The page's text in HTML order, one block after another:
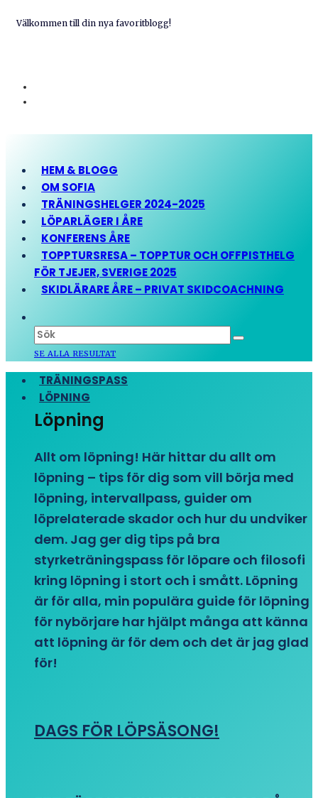
Välkommen till din nya favoritblogg!
HEM & BLOGG
OM SOFIA
TRÄNINGSHELGER 2024-2025
LÖPARLÄGER I ÅRE
KONFERENS ÅRE
TOPPTURSRESA – TOPPTUR OCH OFFPISTHELG
FÖR TJEJER, SVERIGE 2025
SKIDLÄRARE ÅRE – PRIVAT SKIDCOACHNING
SE ALLA RESULTAT
TRÄNINGSPASS
LÖPNING
Löpning
Allt om löpning! Här hittar du allt om
löpning – tips för dig som vill börja med
löpning, intervallpass, guider om
löprelaterade skador och hur du undviker
dem. Jag ger dig tips på bra
styrketräningspass för löpare och filosofi
kring löpning i stort och i smått. Löpning
är för alla, min populära guide för löpning
för nybörjare har hjälpt många att känna
att löpning är för dem och det är jag glad
för!
DAGS FÖR LÖPSÄSONG!